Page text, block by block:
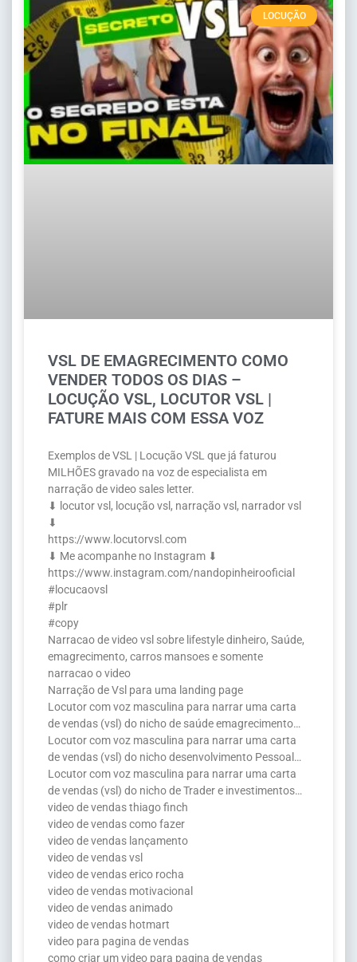
LOCUÇÃO
VSL DE EMAGRECIMENTO COMO
VENDER TODOS OS DIAS –
LOCUÇÃO VSL, LOCUTOR VSL |
FATURE MAIS COM ESSA VOZ
Exemplos de VSL | Locução VSL que já faturou
MILHÕES gravado na voz de especialista em
narração de video sales letter.
⬇ locutor vsl, locução vsl, narração vsl, narrador vsl
⬇
https://www.locutorvsl.com
⬇ Me acompanhe no Instagram ⬇
https://www.instagram.com/nandopinheirooficial
#locucaovsl
#plr
#copy
Narracao de video vsl sobre lifestyle dinheiro, Saúde,
emagrecimento, carros mansoes e somente
narracao o video
Narração de Vsl para uma landing page
Locutor com voz masculina para narrar uma carta
de vendas (vsl) do nicho de saúde emagrecimento…
Locutor com voz masculina para narrar uma carta
de vendas (vsl) do nicho desenvolvimento Pessoal…
Locutor com voz masculina para narrar uma carta
de vendas (vsl) do nicho de Trader e investimentos…
video de vendas thiago finch
video de vendas como fazer
video de vendas lançamento
video de vendas vsl
video de vendas erico rocha
video de vendas motivacional
video de vendas animado
video de vendas hotmart
video para pagina de vendas
como criar um video para pagina de vendas